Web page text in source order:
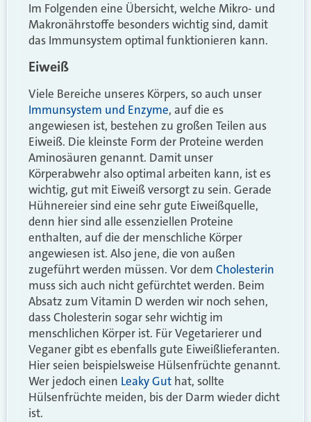
Im Folgenden eine Übersicht, welche Mikro- und
Makronährstoffe besonders wichtig sind, damit
das Immunsystem optimal funktionieren kann.
Eiweiß
Viele Bereiche unseres Körpers, so auch unser
Immunsystem und Enzyme, auf die es
angewiesen ist, bestehen zu großen Teilen aus
Eiweiß. Die kleinste Form der Proteine werden
Aminosäuren genannt. Damit unser
Körperabwehr also optimal arbeiten kann, ist es
wichtig, gut mit Eiweiß versorgt zu sein. Gerade
Hühnereier sind eine sehr gute Eiweißquelle,
denn hier sind alle essenziellen Proteine
enthalten, auf die der menschliche Körper
angewiesen ist. Also jene, die von außen
zugeführt werden müssen. Vor dem Cholesterin
muss sich auch nicht gefürchtet werden. Beim
Absatz zum Vitamin D werden wir noch sehen,
dass Cholesterin sogar sehr wichtig im
menschlichen Körper ist. Für Vegetarierer und
Veganer gibt es ebenfalls gute Eiweißlieferanten.
Hier seien beispielsweise Hülsenfrüchte genannt.
Wer jedoch einen Leaky Gut hat, sollte
Hülsenfrüchte meiden, bis der Darm wieder dicht
ist.